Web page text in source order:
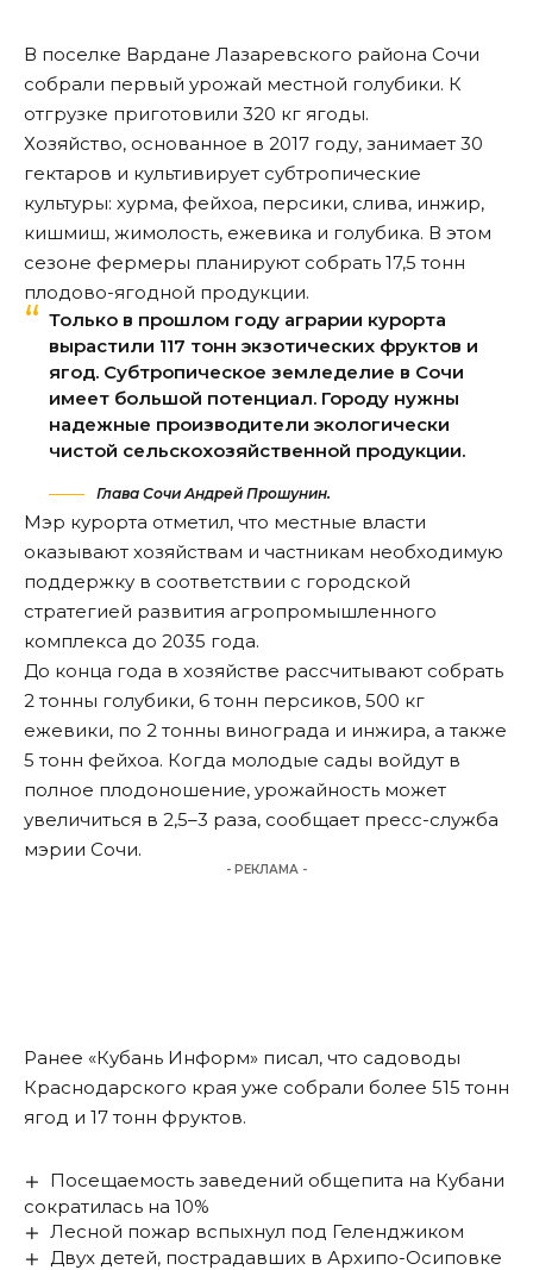
В поселке Вардане Лазаревского района Сочи
собрали первый урожай местной голубики. К
отгрузке приготовили 320 кг ягоды.
Хозяйство, основанное в 2017 году, занимает 30
гектаров и культивирует субтропические
культуры: хурма, фейхоа, персики, слива, инжир,
кишмиш, жимолость, ежевика и голубика. В этом
сезоне фермеры планируют собрать 17,5 тонн
плодово-ягодной продукции.
Только в прошлом году аграрии курорта
вырастили 117 тонн экзотических фруктов и
ягод. Субтропическое земледелие в Сочи
имеет большой потенциал. Городу нужны
надежные производители экологически
чистой сельскохозяйственной продукции.
Глава Сочи Андрей Прошунин.
Мэр курорта отметил, что местные власти
оказывают хозяйствам и частникам необходимую
поддержку в соответствии с городской
стратегией развития агропромышленного
комплекса до 2035 года.
До конца года в хозяйстве рассчитывают собрать
2 тонны голубики, 6 тонн персиков, 500 кг
ежевики, по 2 тонны винограда и инжира, а также
5 тонн фейхоа. Когда молодые сады войдут в
полное плодоношение, урожайность может
увеличиться в 2,5–3 раза, сообщает пресс-служба
мэрии Сочи.
- РЕКЛАМА -
Ранее «Кубань Информ» писал, что садоводы
Краснодарского края уже собрали более 515 тонн
ягод и 17 тонн фруктов.
Посещаемость заведений общепита на Кубани
сократилась на 10%
Лесной пожар вспыхнул под Геленджиком
Двух детей, пострадавших в Архипо-Осиповке